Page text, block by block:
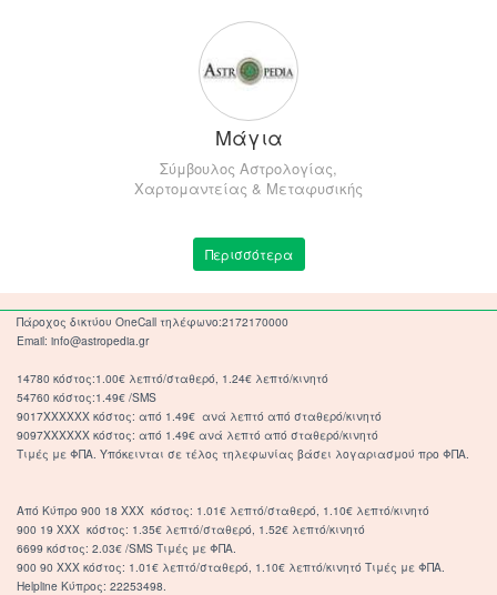
Μάγια
Σύμβουλος Αστρολογίας,
Χαρτομαντείας & Μεταφυσικής
Περισσότερα
Πάροχος δικτύου OneCall τηλέφωνο:2172170000
Email: info@astropedia.gr
14780 κόστος:1.00€ λεπτό/σταθερό, 1.24€ λεπτό/κινητό
54760 κόστος:1.49€ /SMS
9017XXXXXX κόστος: από 1.49€ ανά λεπτό από σταθερό/κινητό
9097XXXXXX κόστος: από 1.49€ ανά λεπτό από σταθερό/κινητό
Τιμές με ΦΠΑ. Υπόκεινται σε τέλος τηλεφωνίας βάσει λογαριασμού προ ΦΠΑ.
Από Κύπρο 900 18 ΧΧΧ κόστος: 1.01€ λεπτό/σταθερό, 1.10€ λεπτό/κινητό
900 19 ΧΧΧ κόστος: 1.35€ λεπτό/σταθερό, 1.52€ λεπτό/κινητό
6699 κόστος: 2.03€ /SMS Τιμές με ΦΠΑ.
900 90 XXX κόστος: 1.01€ λεπτό/σταθερό, 1.10€ λεπτό/κινητό Τιμές με ΦΠΑ.
Helpline Κύπρος: 22253498.